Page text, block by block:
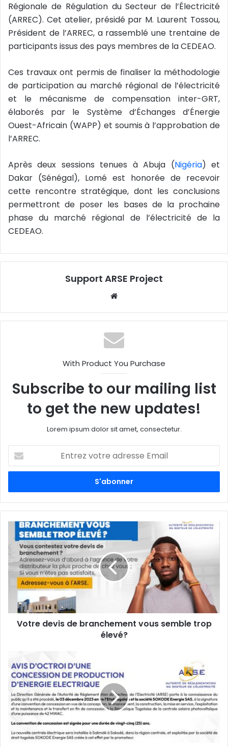
Régionale de Régulation du Secteur de l’Électricité
(ARREC). Cet atelier, présidé par M. Laurent Tossou,
Président de l’ARREC, a rassemblé une trentaine de
participants issus des pays membres de la CEDEAO.
Ces travaux ont permis de finaliser la méthodologie
de participation au marché régional de l’électricité
et le mécanisme de compensation inter-GRT,
élaborés par le Système d’Échanges d’Énergie
Ouest-Africain (WAPP) et soumis à l’approbation de
l’ARREC.
Après deux sessions tenues à Abuja (Nigéria) et
Dakar (Sénégal), Lomé est honorée de recevoir
cette rencontre stratégique, dont les conclusions
permettront de poser les bases de la prochaine
phase du marché régional de l’électricité de la
CEDEAO.
Support ARSE Project
sit
e
With Product You Purchase
Subscribe to our mailing list
to get the new updates!
Lorem ipsum dolor sit amet, consectetur.
t
e
z
r
a
s
a
l
Votre devis de branchement vous semble trop
élevé?